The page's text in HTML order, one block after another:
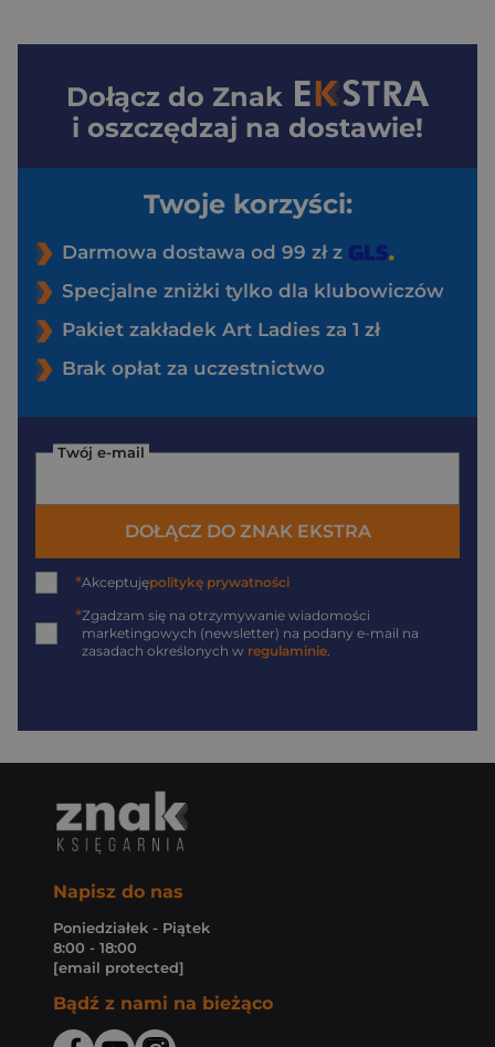
Dołącz do Znak
i oszczędzaj na dostawie!
Twoje korzyści:
Darmowa dostawa od 99 zł z
Specjalne zniżki tylko dla klubowiczów
Pakiet zakładek Art Ladies za 1 zł
Brak opłat za uczestnictwo
Twój e-mail
DOŁĄCZ DO ZNAK EKSTRA
*Akceptujępolitykę prywatności
*Zgadzam się na otrzymywanie wiadomości
marketingowych (newsletter) na podany e-mail na
zasadach określonych w regulaminie.
Napisz do nas
Poniedziałek - Piątek
8:00 - 18:00
[email protected]
Bądź z nami na bieżąco